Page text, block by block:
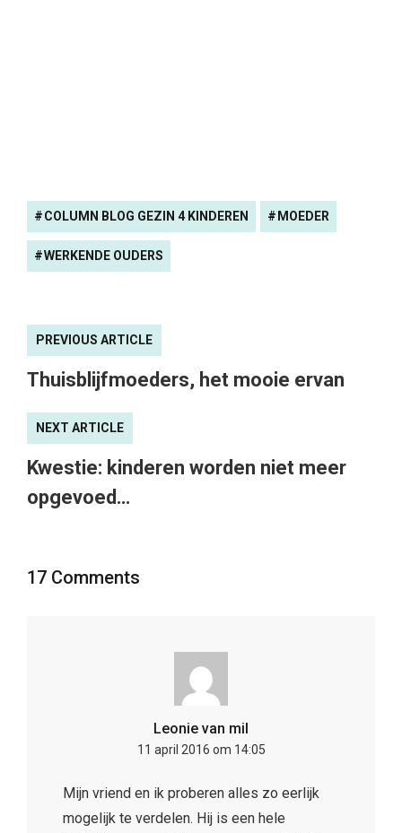
COLUMN BLOG GEZIN 4 KINDEREN MOEDER
WERKENDE OUDERS
PREVIOUS ARTICLE
Thuisblijfmoeders, het mooie ervan
NEXT ARTICLE
Kwestie: kinderen worden niet meer
opgevoed…
17 Comments
Leonie van mil
11 april 2016 om 14:05
Mijn vriend en ik proberen alles zo eerlijk
mogelijk te verdelen. Hij is een hele